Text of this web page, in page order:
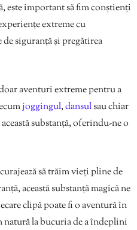
este important să fim conștienți
extreme cu
siguranță și pregătirea
aventuri extreme pentru a
joggingul,dansulsau chiar
substanță, oferindu-ne o
să trăim vieți pline de
această substanță magică ne
clipă poate fi o aventură în
natură la bucuria de a îndeplini